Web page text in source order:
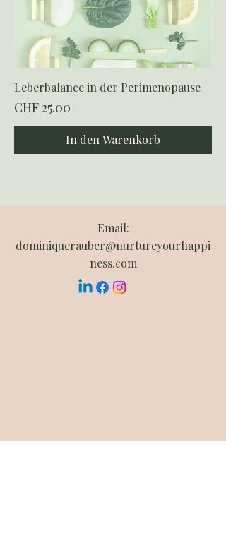
Leberbalance in der Perimenopause
Preis
CHF 25.00
In den Warenkorb
Email:
dominiquerauber@nurtureyourhappi
ness.com